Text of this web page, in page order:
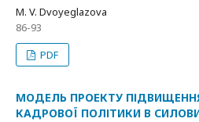
M. V. Dvoyeglazova
86-93
PDF
МОДЕЛЬ ПРОЕКТУ
КАДРОВОЇ ПОЛІТИКИ В